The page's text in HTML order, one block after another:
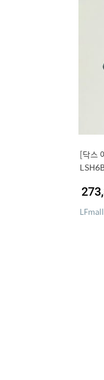
[닥스
LFmall